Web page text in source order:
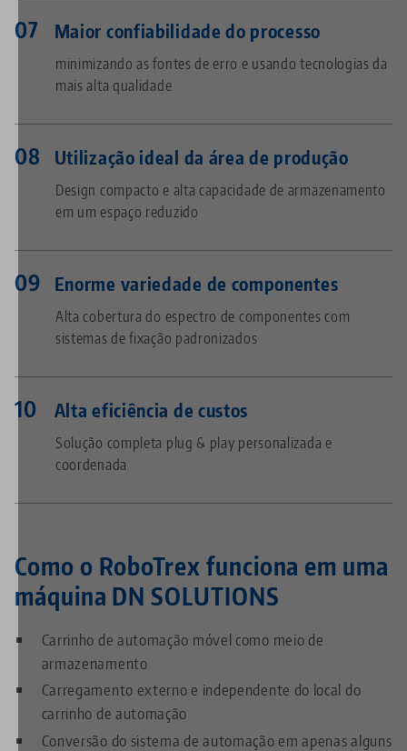
Maior confiabilidade do processo
minimizando as fontes de erro e usando tecnologias da
mais alta qualidade
Utilização ideal da área de produção
Design compacto e alta capacidade de armazenamento
em um espaço reduzido
Enorme variedade de componentes
Alta cobertura do espectro de componentes com
sistemas de fixação padronizados
Alta eficiência de custos
Solução completa plug & play personalizada e
coordenada
Como o RoboTrex funciona em uma
máquina DN SOLUTIONS
Carrinho de automação móvel como meio de
armazenamento
Carregamento externo e independente do local do
carrinho de automação
Conversão do sistema de automação em apenas alguns